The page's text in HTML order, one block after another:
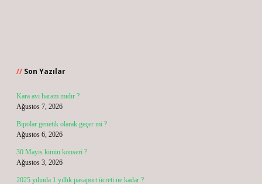
Son Yazılar
Kara avı haram mıdır ?
Ağustos 7, 2026
Bipolar genetik olarak geçer mi ?
Ağustos 6, 2026
30 Mayıs kimin konseri ?
Ağustos 3, 2026
2025 yılında 1 yıllık pasaport ücreti ne kadar ?